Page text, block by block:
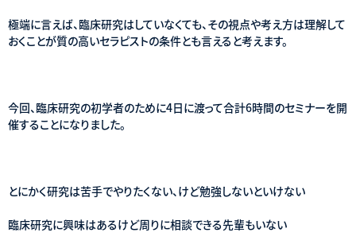
極端に言えば、臨床研究はしていなくても、その視点や考え方は理解して
おくことが質の高いセラピストの条件とも言えると考えます。
今回、臨床研究の初学者のために4日に渡って合計6時間のセミナーを開
催することになりました。
とにかく研究は苦手でやりたくない、けど勉強しないといけない
臨床研究に興味はあるけど周りに相談できる先輩もいない